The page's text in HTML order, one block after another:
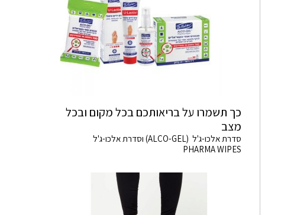
כך תשמרו על בריאותכם בכל מקום ובכל
מצב
סדרת אלכו-ג'ל (ALCO-GEL) וסדרת אלכו-ג'ל
PHARMA WIPES